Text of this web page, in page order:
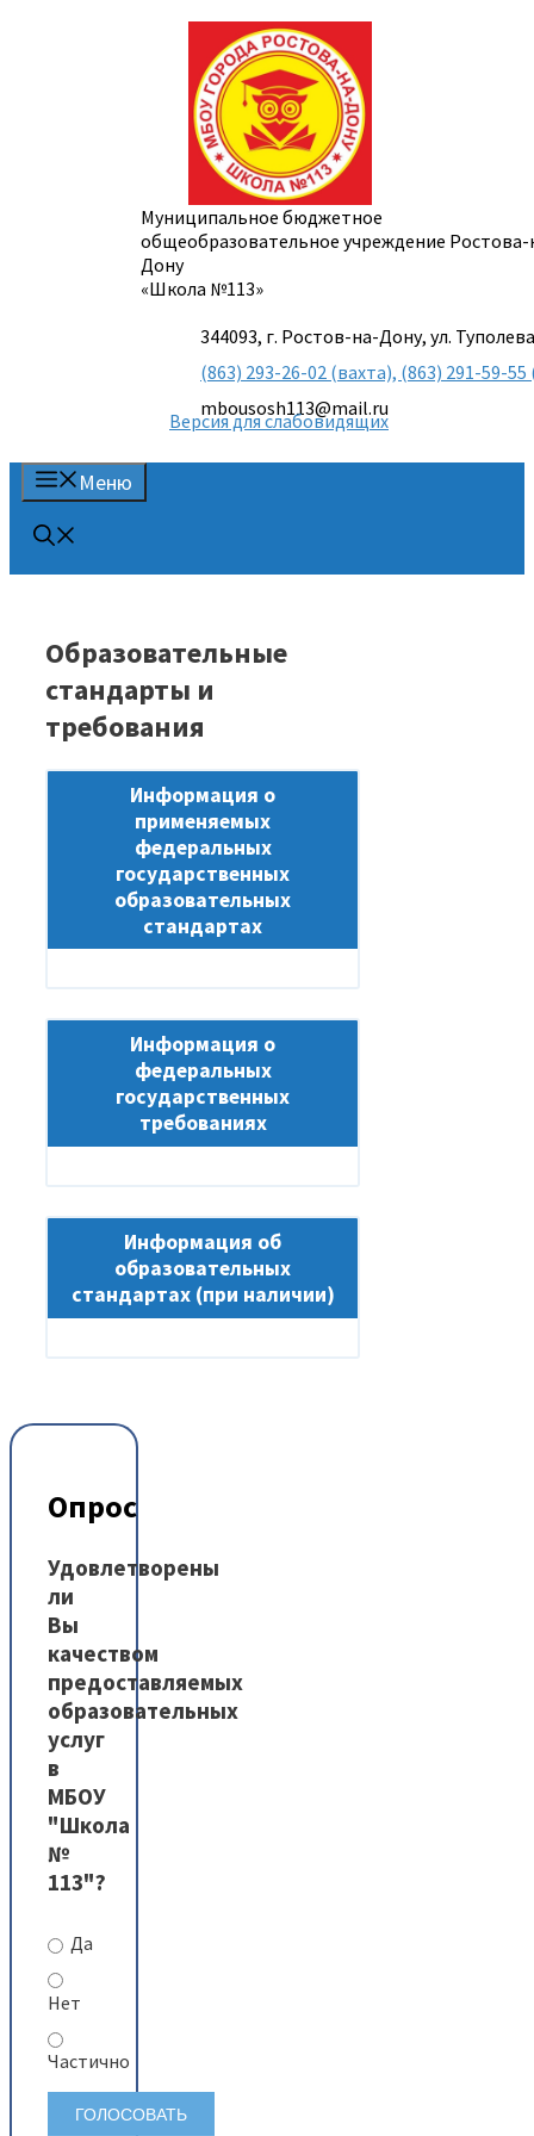
Муниципальное бюджетное
общеобразовательное учреждение
Дону
«Школа №113»
344093, г. Ростов-на-Дону, ул.
(863) 293-26-02 (вахта), (863) 291-59-
mbousosh113@mail.ru
Версия для слабовидящих
Меню
Образовательные
стандарты и
требования
Информация о
применяемых
федеральных
государственных
образовательных
стандартах
Информация о
федеральных
государственных
требованиях
Информация об
образовательных
стандартах (при наличии)
Опрос
Удовлетворены
ли
Вы
качеством
предоставляемых
образовательных
услуг
в
МБОУ
"Школа
№
113"?
Да
Нет
Частично